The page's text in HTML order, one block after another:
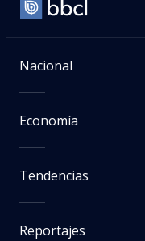
Nacional
Economía
Tendencias
Reportajes